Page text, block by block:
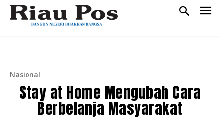
Nasional
Stay at Home Mengubah Cara
Berbelanja Masyarakat